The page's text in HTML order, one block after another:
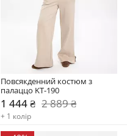
Повсякденний костюм з
палаццо KT-190
1 444 ₴ 2 889 ₴
+ 1 колір